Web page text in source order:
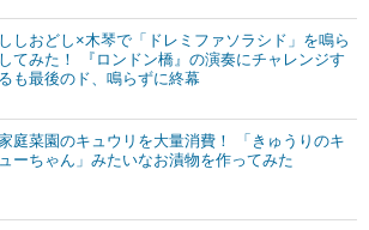
ししおどし×木琴で「ドレミファソラシド」を鳴ら
してみた！ 『ロンドン橋』の演奏にチャレンジす
るも最後のド、鳴らずに終幕
庭菜園のキュウリを大量消費！ 「きゅうりのキ
ューちゃん」みたいなお漬物を作ってみた